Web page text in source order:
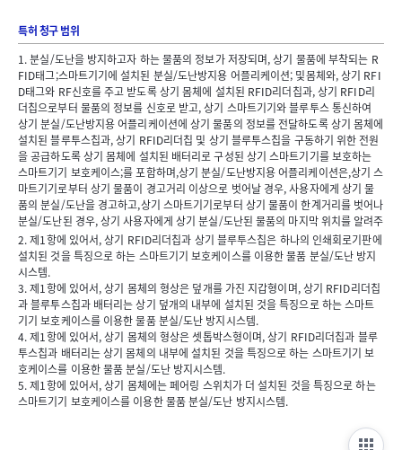
특허 청구 범위
1. 분실/도난을 방지하고자 하는 물품의 정보가 저장되며, 상기 물품에 부착되는 R
FID태그;스마트기기에 설치된 분실/도난방지용 어플리케이션; 및몸체와, 상기 RFI
D태그와 RF신호를 주고 받도록 상기 몸체에 설치된 RFID리더칩과, 상기 RFID리
더칩으로부터 물품의 정보를 신호로 받고, 상기 스마트기기와 블루투스 통신하여
상기 분실/도난방지용 어플리케이션에 상기 물품의 정보를 전달하도록 상기 몸체에
설치된 블루투스칩과, 상기 RFID리더칩 및 상기 블루투스칩을 구동하기 위한 전원
을 공급하도록 상기 몸체에 설치된 배터리로 구성된 상기 스마트기기를 보호하는
스마트기기 보호케이스;를 포함하며,상기 분실/도난방지용 어플리케이션은,상기 스
마트기기로부터 상기 물품이 경고거리 이상으로 벗어날 경우, 사용자에게 상기 물
품의 분실/도난을 경고하고,상기 스마트기기로부터 상기 물품이 한계거리를 벗어나
분실/도난된 경우, 상기 사용자에게 상기 분실/도난된 물품의 마지막 위치를 알려주
며,상기 분실/도난 방지용 어플리케이션의 초기화면에는,로그인버튼, 분실/도난방
지버튼, 분실/도난방지 물품리스트버튼, 분실/도난방지 물품지도버튼, 분실/도난된
물품 위치추적버튼이 배치되며,상기 사용자가 상기 로그인버튼을 터치하면, 상기
스마트기기의 터치스크린에, 아이디와 비밀번호를 입력하라는 창이 출력되고, 상기
사용자가 아이디와 비밀번호를 상기 창에 입력하면, 상기 분실/도난 방지용 어플리
케이션은, 상기 RFID리더가 감지한 RFID태그들 중, 상기 사용자의 RFID태그만을
인식하여 관리하며,상기 사용자가 상기 분실/도난방지버튼을 터치하면, 물품 분실/
도난 방지가 실행되면서, 상기 스마트기기의 터치스크린 상단에, 물품 분실/도난 방
지중이라는 아이콘이 출력되고,상기 사용자가 상기 분실/도난방지 물품리스트버튼
을 터치하면, 상기 스마트기기의 터치스크린에, 상기 분실/도난 방지용 물품이 리스
트로 출력되고,상기 사용자가 상기 분실/도난방지 물품지도버튼을 터치하면, 상기
출력되고,상기 사용자가 상기 분실/도난된 물품 위치추적버튼을 터치하면, 상기 스
2. 제1항에 있어서, 상기 RFID리더칩과 상기 블루투스칩은 하나의 인쇄회로기판에
설치된 것을 특징으로 하는 스마트기기 보호케이스를 이용한 물품 분실/도난 방지
시스템.
3. 제1항에 있어서, 상기 몸체의 형상은 덮개를 가진 지갑형이며, 상기 RFID리더칩
과 블루투스칩과 배터리는 상기 덮개의 내부에 설치된 것을 특징으로 하는 스마트
기기 보호케이스를 이용한 물품 분실/도난 방지시스템.
4. 제1항에 있어서, 상기 몸체의 형상은 셋톱박스형이며, 상기 RFID리더칩과 블루
투스칩과 배터리는 상기 몸체의 내부에 설치된 것을 특징으로 하는 스마트기기 보
호케이스를 이용한 물품 분실/도난 방지시스템.
5. 제1항에 있어서, 상기 몸체에는 페어링 스위치가 더 설치된 것을 특징으로 하는
스마트기기 보호케이스를 이용한 물품 분실/도난 방지시스템.